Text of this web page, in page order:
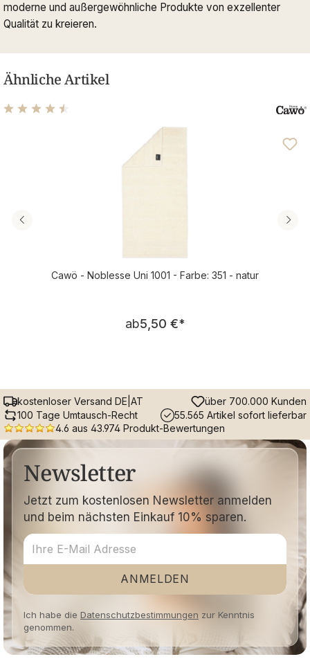
moderne und außergewöhnliche Produkte von exzellenter
Qualität zu kreieren.
Ähnliche Artikel
Durchschnittliche Bewertung von 4.61 von 5 Sternen
Cawö - Noblesse Uni 1001 - Farbe: 351 - natur
Regulärer Preis:
ab5,50 €*
kostenloser Versand DE|AT
über 700.000 Kunden
100 Tage Umtausch-Recht
55.565 Artikel sofort lieferbar
4.6 aus 43.974 Produkt-Bewertungen
Newsletter
Jetzt zum kostenlosen Newsletter anmelden
und beim nächsten Einkauf 10% sparen.
ANMELDEN
Ich habe die Datenschutzbestimmungen zur Kenntnis
genommen.